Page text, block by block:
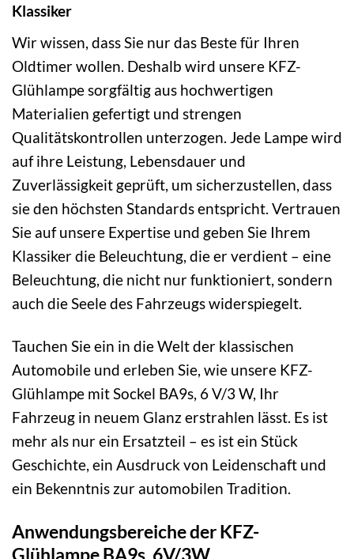
Klassiker
Wir wissen, dass Sie nur das Beste für Ihren
Oldtimer wollen. Deshalb wird unsere KFZ-
Glühlampe sorgfältig aus hochwertigen
Materialien gefertigt und strengen
Qualitätskontrollen unterzogen. Jede Lampe wird
auf ihre Leistung, Lebensdauer und
Zuverlässigkeit geprüft, um sicherzustellen, dass
sie den höchsten Standards entspricht. Vertrauen
Sie auf unsere Expertise und geben Sie Ihrem
Klassiker die Beleuchtung, die er verdient – eine
Beleuchtung, die nicht nur funktioniert, sondern
auch die Seele des Fahrzeugs widerspiegelt.
Tauchen Sie ein in die Welt der klassischen
Automobile und erleben Sie, wie unsere KFZ-
Glühlampe mit Sockel BA9s, 6 V/3 W, Ihr
Fahrzeug in neuem Glanz erstrahlen lässt. Es ist
mehr als nur ein Ersatzteil – es ist ein Stück
Geschichte, ein Ausdruck von Leidenschaft und
ein Bekenntnis zur automobilen Tradition.
Anwendungsbereiche der KFZ-